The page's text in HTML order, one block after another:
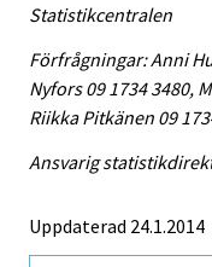
Statistikcentralen
Förfrågningar: Anni
Nyfors 09 1734 3480,
Riikka Pitkänen 09
Ansvarig
Uppdaterad 24.1.2014